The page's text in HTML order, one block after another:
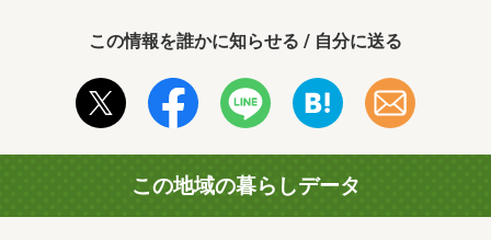
この情報を誰かに知らせる / 自分に送る
この地域の暮らしデータ